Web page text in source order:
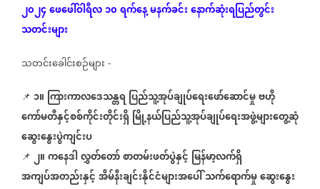
၂၀၂၄ဖေဖေါ်ဝါရီလ၁၀ရက်နေ့မနက်ခင်းနောက်ဆုံးရပြည်တွင်း
သတင်းများ
သတင်းခေါင်းစဉ်များ -
📌 ၁။ ကြားကာလဒေသန္တရ ပြည်သူ့အုပ်ချုပ်ရေးဖော်ဆောင်မှုဗဟို
ကော်မတီနှင့်စစ်ကိုင်းတိုင်းရှိ မြို့နယ်ပြည်သူ့အုပ်ချုပ်ရေးအဖွဲ့များတွေ့ဆုံ
ဆွေးနွေးပွဲကျင်းပ
📌 ၂။ကနေဒါလွှတ်တော်စာတမ်းဖတ်ပွဲနှင့် မြန်မာ့လက်ရှိ
အကျပ်အတည်းနှင့်အိမ်နီးချင်းနိုင်ငံများအပေါ်သက်ရောက်မှုဆွေးနွေး